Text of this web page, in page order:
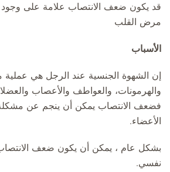
قد يكون ضعف الانتصاب علامة على
مرض القلب
الأسباب
إن الشهوة الجنسية عند الرجل هي عملية
والهرمونات، والعواطف والأعصاب
فضعف الانتصاب يمكن أن ينجم عن
الأعضاء.
بشكل عام ، يمكن أن يكون ضعف
نفسي.